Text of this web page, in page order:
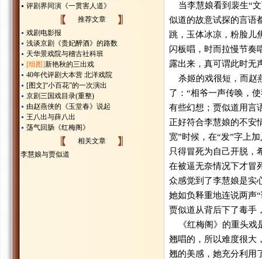
评剧界同演《一贯害人道》
推荐文章
戏剧电影报
浅谈京剧《贵妃醉酒》的路数
天华景戏院与稽古社科班
[组图]新艳秋的三出戏
40年代评剧大本营 北洋戏院
[图文]“小百花”的一次演出
京剧三国戏目录(重整)
由赵燕侠的《玉堂春》说起
王八出与薛八出
荡气回肠《红梅阁》
相关文章
李慧娘与贾似道
当李慧娘看到裴生“文
似道的故意试探的言语
跳，玉体冰凉，粉脸儿
闪板唱，时而拉慢节奏
露出来，真可谓此时无
杀姬的戏很短，而赵
了：“相爷一声传唤，
有些幻想；贾似道用言
正好符合李慧娘的不安
宽”时候，在“发”字上
只得冒死为自己开脱，
在被逼无奈情况下才冒
众感觉到了李慧娘是实
她如负释重地连说两声
贾似道从背后下了毒手
《红梅阁》的重头戏
翘唱的，所以难度很大
翘的美感，她充分利用